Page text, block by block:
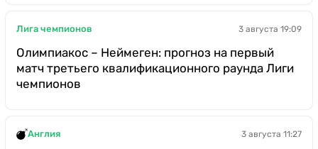
Лига чемпионов 3 августа 19:09
Олимпиакос – Неймеген: прогноз на первый
матч третьего квалификационного раунда Лиги
чемпионов
Англия 3 августа 11:27